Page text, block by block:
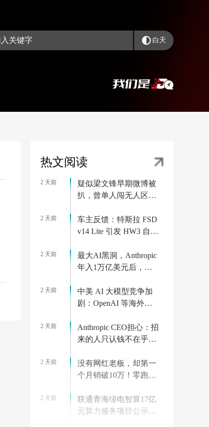
白天
热文阅读
2 天前
疑似梁文锋早期微博被
扒，曾单人闯无人区被
2 天前
车主反馈：特斯拉 FSD
v14 Lite 引发 HW3 自动
2 天前
最大AI黑洞，Anthropic
年入1万亿美元后，算
2 天前
中美 AI 大模型竞争加
剧：OpenAI 等海外巨
DeepSeek
2 天前
Anthropic CEO担心：招
来的人只认钱不在乎使
2 天前
没有网红老板，却第一
个月销破10万！零跑打
2 天前
联通青海绿电智算17亿
元算力服务项目公示：